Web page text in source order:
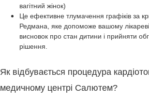
вагітний жінок)
Це ефективне тлумачення графіків за
Редмана, яке допоможе вашому
висновок про стан дитини і прийняти
рішення.
Як відбувається процедура
медичному центрі Салютем?